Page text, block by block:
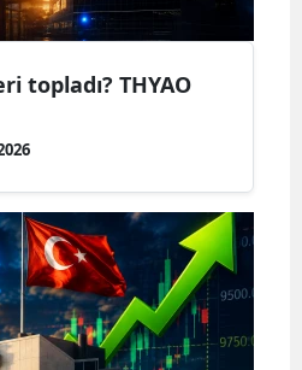
topladı? THYAO